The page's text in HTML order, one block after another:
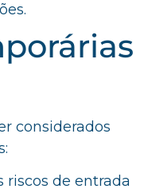
considerados
riscos de entrada